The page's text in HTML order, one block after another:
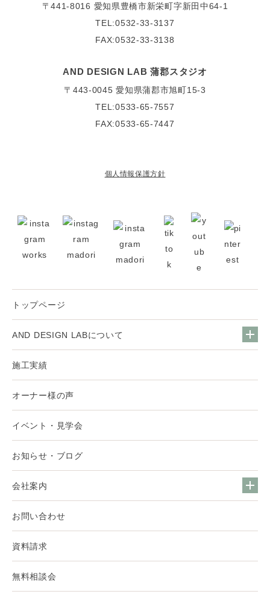
〒441-8016 愛知県豊橋市新栄町字新田中64-1
TEL:0532-33-3137
FAX:0532-33-3138
AND DESIGN LAB 蒲郡スタジオ
〒443-0045 愛知県蒲郡市旭町15-3
TEL:0533-65-7557
FAX:0533-65-7447
個人情報保護方針
トップページ
AND DESIGN LABについて
施工実績
オーナー様の声
イベント・見学会
お知らせ・ブログ
会社案内
お問い合わせ
資料請求
無料相談会